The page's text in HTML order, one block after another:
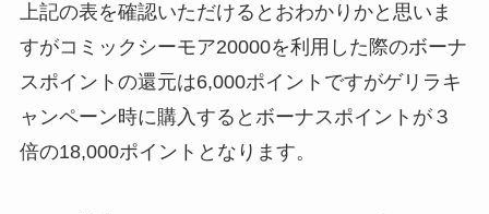
上記の表を確認いただけるとおわかりかと思いま
すがコミックシーモア20000を利用した際のボーナ
スポイントの還元は6,000ポイントですがゲリラキ
ャンペーン時に購入するとボーナスポイントが３
倍の18,000ポイントとなります。